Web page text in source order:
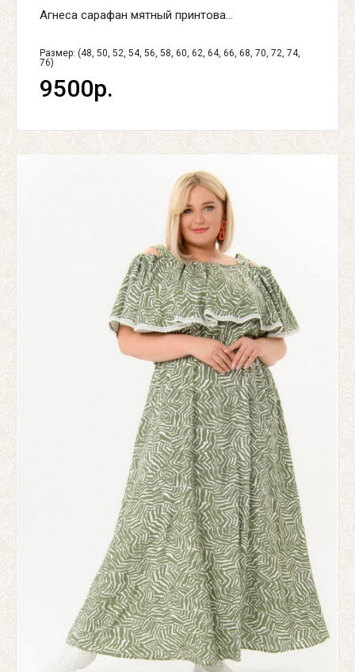
Агнеса сарафан мятный принтова...
Размер: (48, 50, 52, 54, 56, 58, 60, 62, 64, 66, 68, 70, 72, 74,
76)
9500р.